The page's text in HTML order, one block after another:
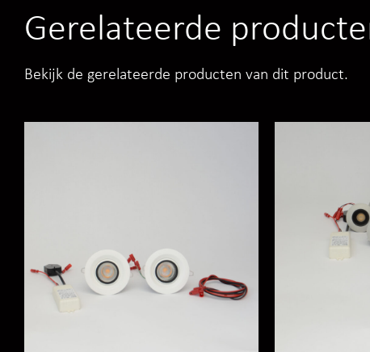
Gerelateerde
Bekijk de gerelateerde producten van dit product.